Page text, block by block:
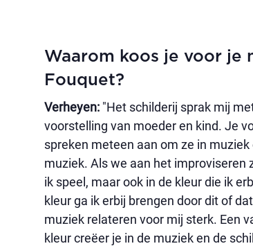
Waarom koos je voor je
Fouquet?
Verheyen: "Het schilderij sprak mij
voorstelling van moeder en kind. Je
spreken meteen aan om ze in
muziek. Als we aan het improviseren
ik speel, maar ook in de kleur die ik
kleur ga ik erbij brengen door dit of
muziek relateren voor mij sterk. Een
kleur creëer je in de muziek en de